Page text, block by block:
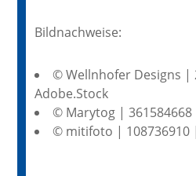
Bildnachweise:
© Wellnhofer Designs |
Adobe.Stock
© Marytog |
© mitifoto | 108736910